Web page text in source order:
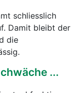
schliesslich
Damit bleibt der
die
...